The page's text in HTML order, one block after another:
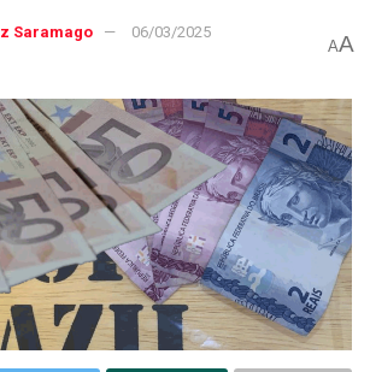
Saramago
06/03/2025
AA